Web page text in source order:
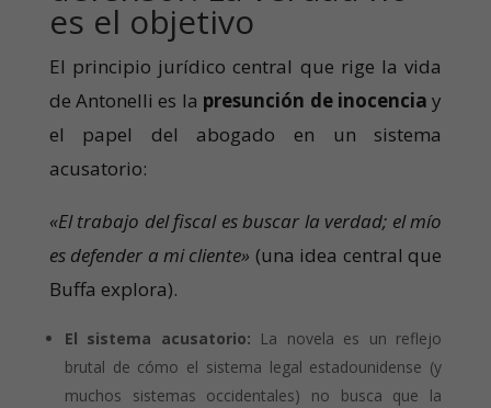
es el objetivo
El principio jurídico central que rige la vida
de Antonelli es la presunción de inocencia y
el papel del abogado en un sistema
acusatorio:
«El trabajo del fiscal es buscar la verdad; el mío
es defender a mi cliente» (una idea central que
Buffa explora).
El sistema acusatorio: La novela es un reflejo
brutal de cómo el sistema legal estadounidense (y
muchos sistemas occidentales) no busca que la